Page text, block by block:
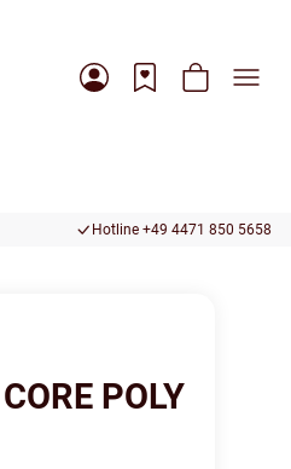
Hotline +49 4471 850 5658
POLY